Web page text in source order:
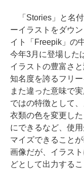
「Stories」と名付
ーイラストをダウ
イト「Freepik」の
今年3月に登場した
イラストの豊富さ
知名度を誇るフリ
また違った意味で
ではの特徴として
衣類の色を変更し
にできるなど、使
マイズできること
画像だが、イラス
どとして出力する